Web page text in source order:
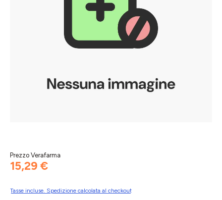
Prezzo Verafarma
15,29 €
Tasse incluse. Spedizione calcolata al checkout